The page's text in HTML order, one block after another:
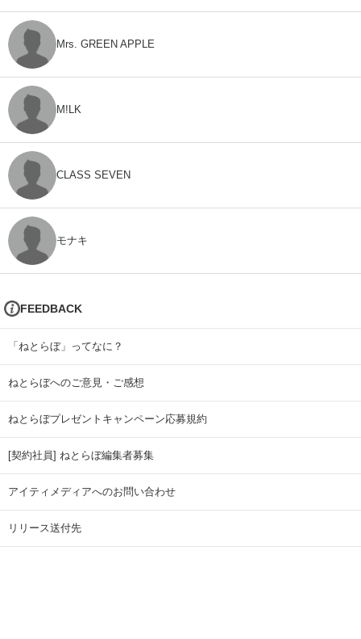
Mrs. GREEN APPLE
M!LK
CLASS SEVEN
モナキ
FEEDBACK
「ねとらぼ」ってなに？
ねとらぼへのご意見・ご感想
ねとらぼプレゼントキャンペーン応募規約
[契約社員] ねとらぼ編集者募集
アイティメディアへのお問い合わせ
リリース送付先